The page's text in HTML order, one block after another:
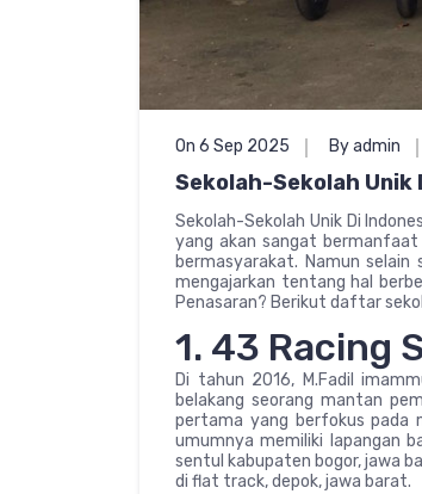
On 6 Sep 2025 By admin
Sekolah-Sekolah Unik
Sekolah-Sekolah Unik Di
yang akan sangat
bermasyarakat. Namun selain
mengajarkan tentang hal
Penasaran? Berikut daftar
1. 43 Racing
Di tahun 2016, M.Fadil
belakang seorang mantan
pertama yang berfokus pada
umumnya memiliki lapangan
sentul kabupaten bogor, jawa
di flat track, depok, jawa barat.